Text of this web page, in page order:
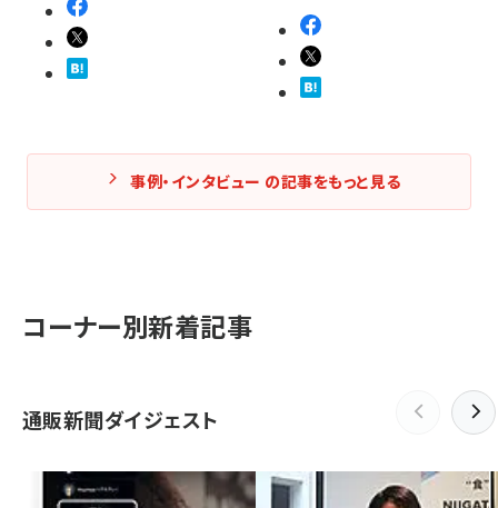
事例・インタビュー の記事をもっと見る
コーナー別新着記事
通販新聞ダイジェスト